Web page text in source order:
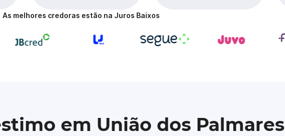
As melhores credoras estão na Juros Baixos
em União dos Palmares